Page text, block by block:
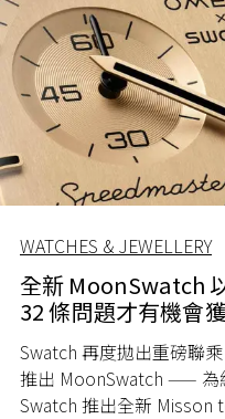
WATCHES & JEWELLERY
全新 MoonSwatch
32 條問題才有機會
Swatch 再度拋出重磅聯
推出 MoonSwatch —— 為
Swatch 推出全新 Misson